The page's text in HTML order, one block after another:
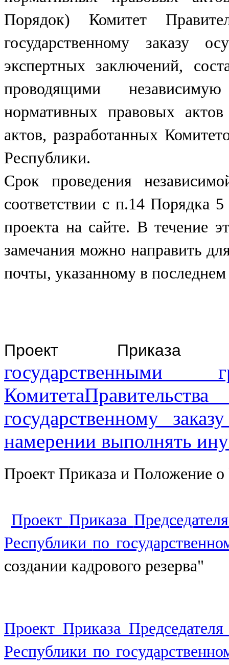
Порядок) Комитет
государственному заказу
экспертных заключений,
проводящими
нормативных правовых
актов, разработанных
Республики.
Срок проведения
соответствии с п.14 Порядка
проекта на сайте. В течение
замечания можно направить
почты, указанному в
Проект
государственными
государственному
намерении выполнять
Проект Приказа и Положение
Проект Приказа
Республикипо
создании кадрового резерва"
Проект Приказа
Республики по